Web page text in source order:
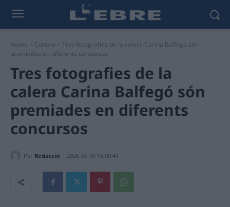
Home Cultura
Tres fotografies de la calera Carina Balfegó són
premiades en diferents concursos
Tres fotografies de la
calera Carina Balfegó són
premiades en diferents
concursos
Per Redaccio 2026-05-09 16:00:41